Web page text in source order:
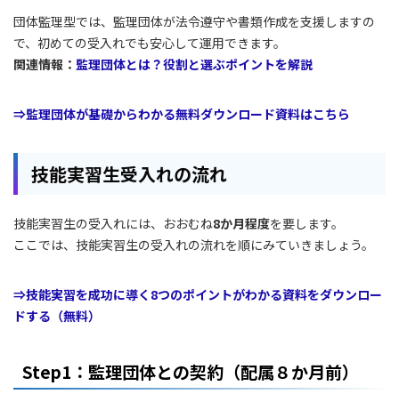
団体監理型では、監理団体が法令遵守や書類作成を支援しますの
で、初めての受入れでも安心して運用できます。
関連情報： 監理団体とは？役割と選ぶポイントを解説
⇒監理団体が基礎からわかる無料ダウンロード資料はこちら
技能実習生受入れの流れ
技能実習生の受入れには、おおむね8か月程度を要します。
ここでは、技能実習生の受入れの流れを順にみていきましょう。
⇒技能実習を成功に導く8つのポイントがわかる資料をダウンロー
ドする（無料）
Step1：監理団体との契約（配属８か月前）